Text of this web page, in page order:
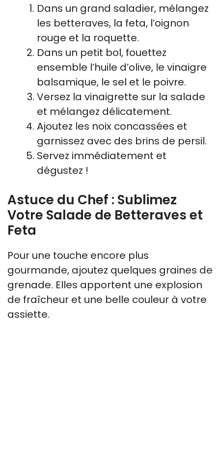
Dans un grand saladier, mélangez
les betteraves, la feta, l’oignon
rouge et la roquette.
Dans un petit bol, fouettez
ensemble l’huile d’olive, le vinaigre
balsamique, le sel et le poivre.
Versez la vinaigrette sur la salade
et mélangez délicatement.
Ajoutez les noix concassées et
garnissez avec des brins de persil.
Servez immédiatement et
dégustez !
Astuce du Chef : Sublimez
Votre Salade de Betteraves et
Feta
Pour une touche encore plus
gourmande, ajoutez quelques graines de
grenade. Elles apportent une explosion
de fraîcheur et une belle couleur à votre
assiette.